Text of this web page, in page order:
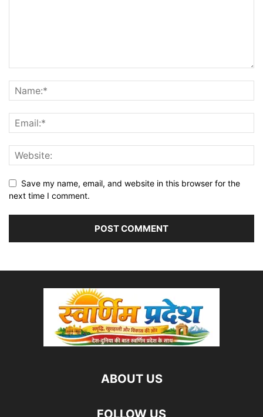
Save my name, email, and website in this browser for the
next time I comment.
ABOUT US
FOLLOW US